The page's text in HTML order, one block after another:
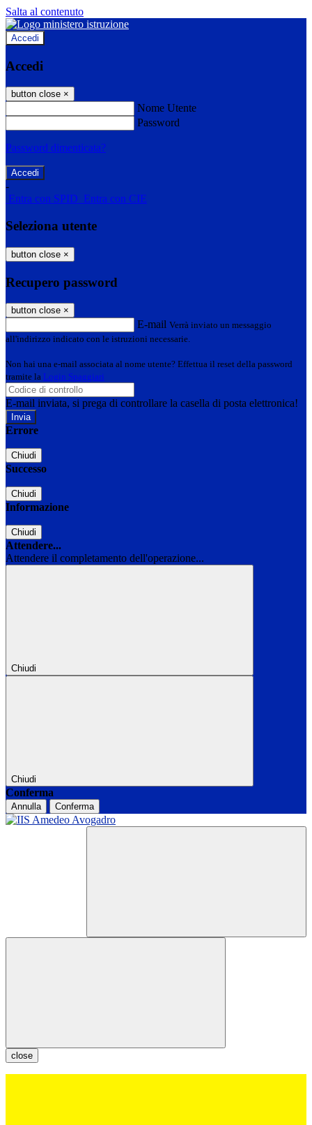
Salta al contenuto
Accedi
Accedi
button close ×
Nome Utente
Password
Password dimenticata?
-
Entra con SPID Entra con CIE
Seleziona utente
button close ×
Recupero password
button close ×
E-mail Verrà inviato un messaggio
all'indirizzo indicato con le istruzioni necessarie.
Non hai una e-mail associata al nome utente? Effettua il reset della password
tramite la Login Spaggiari
E-mail inviata, si prega di controllare la casella di posta elettronica!
Errore
Chiudi
Successo
Chiudi
Informazione
Chiudi
Attendere...
Attendere il completamento dell'operazione...
Chiudi
Chiudi
Conferma
Annulla Conferma
close